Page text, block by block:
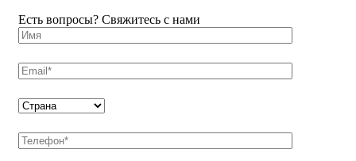
Есть вопросы? Свяжитесь с нами